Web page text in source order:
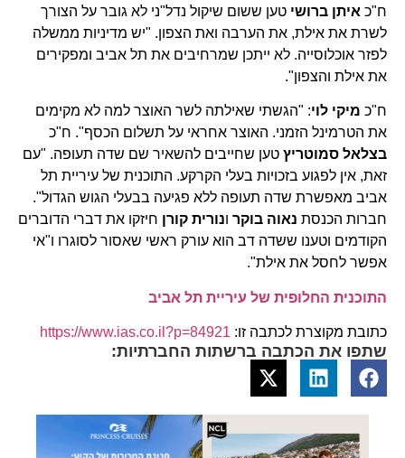
ח"כ איתן ברושי טען ששום שיקול נדל"ני לא גובר על הצורך
לשרת את אילת, את הערבה ואת הצפון. "יש מדיניות ממשלה
לפזר אוכלוסייה. לא ייתכן שמרחיבים את תל אביב ומפקירים
את אילת והצפון".
ח"כ מיקי לוי: "הגשתי שאילתה לשר האוצר למה לא מקימים
את הטרמינל הזמני. האוצר אחראי על תשלום הכסף". ח"כ
בצלאל סמוטריץ טען שחייבים להשאיר שם שדה תעופה. "עם
זאת, אין לפגוע בזכויות בעלי הקרקע. התוכנית של עיריית תל
אביב מאפשרת שדה תעופה ללא פגיעה בבעלי הגוש הגדול".
חברות הכנסת נאוה בוקר ונורית קורן חיזקו את דברי הדוברים
הקודמים וטענו ששדה דב הוא עורק ראשי שאסור לסוגרו ו"אי
אפשר לחסל את אילת".
התוכנית החלופית של עיריית תל אביב
כתובת מקוצרת לכתבה זו: https://www.ias.co.il?p=84921
שתפו את הכתבה ברשתות החברתיות: